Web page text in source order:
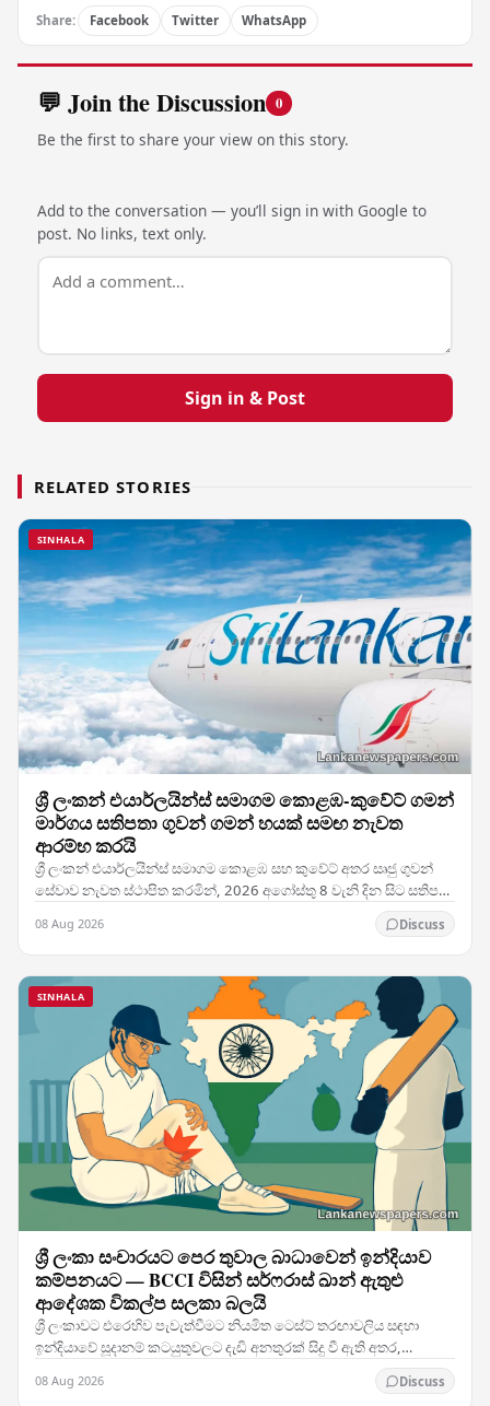
Share: Facebook Twitter WhatsApp
💬 Join the Discussion 0
Be the first to share your view on this story.
Add to the conversation — you’ll sign in with Google to
post. No links, text only.
Sign in & Post
RELATED STORIES
SINHALA
ශ්‍රී ලංකන් එයාර්ලයින්ස් සමාගම කොළඹ-කුවේට් ගමන්
මාර්ගය සතිපතා ගුවන් ගමන් හයක් සමඟ නැවත
ආරම්භ කරයි
ශ්‍රී ලංකන් එයාර්ලයින්ස් සමාගම කොළඹ සහ කුවේට් අතර සෘජු ගුවන්
සේවාව නැවත ස්ථාපිත කරමින්, 2026 අගෝස්තු 8 වැනි දින සිට සතිපතා
08 Aug 2026 Discuss
SINHALA
ශ්‍රී ලංකා සංචාරයට පෙර තුවාල බාධාවෙන් ඉන්දියාව
කම්පනයට — BCCI විසින් සර්ෆරාස් ඛාන් ඇතුළු
ආදේශක විකල්ප සලකා බලයි
ශ්‍රී ලංකාවට එරෙහිව පැවැත්වීමට නියමිත ටෙස්ට් තරඟාවලිය සඳහා
ඉන්දියාවේ සූදානම් කටයුතුවලට දැඩි අනතුරක් සිදු වී ඇති අතර,
08 Aug 2026 Discuss